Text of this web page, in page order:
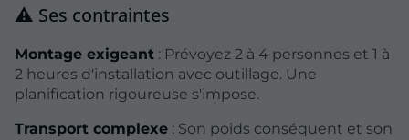
⚠️ Ses contraintes
Montage exigeant : Prévoyez 2 à 4 personnes et 1 à
2 heures d'installation avec outillage. Une
planification rigoureuse s'impose.
Transport complexe : Son poids conséquent et son